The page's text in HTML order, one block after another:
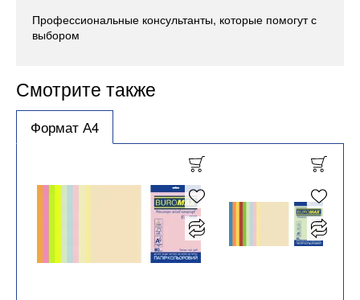
Профессиональные консультанты, которые помогут с
выбором
Смотрите также
Формат А4